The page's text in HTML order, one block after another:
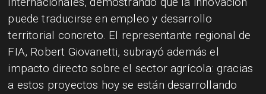
puede traducirse en empleo y desarrollo
territorial concreto. El representante regional de
FIA, Robert Giovanetti, subrayó además el
impacto directo sobre el sector agrícola: gracias
a estos proyectos hoy se están desarrollando